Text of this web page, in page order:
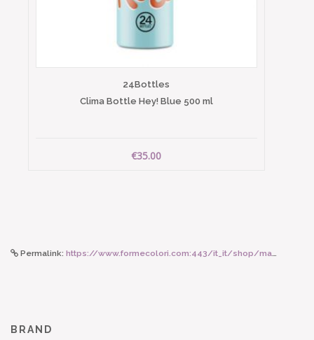
24Bottles
Clima Bottle Hey! Blue 500 ml
€35.00
Permalink: https://www.formecolori.com:443/it_it/shop/maman_et_sophie/orecchini_a_cerchio/maman_et_sophie_orecchino_coachella_con_piuma_e_fiore_smaltato_bianco/3722
BRAND